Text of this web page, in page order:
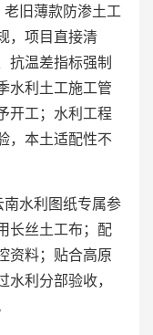
旧薄款防渗土工
，项目直接清
抗温差指标强制
水利土工施工管
开工；水利工程
，本土适配性不
水利图纸专属参
长丝土工布；配
资料；贴合高原
利分部验收，